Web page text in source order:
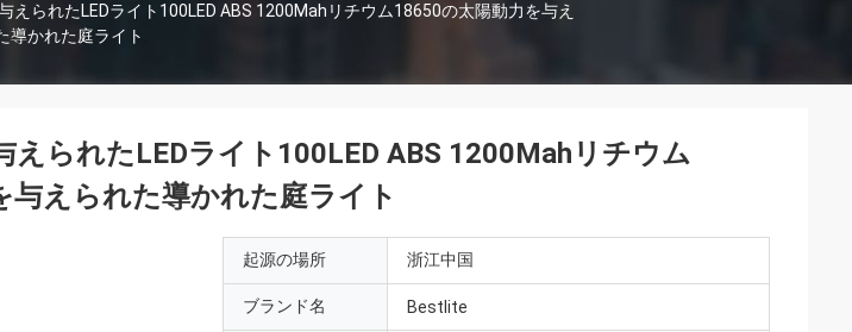
えられたLEDライト100LED ABS 1200Mahリチウム18650の太陽動力を与え
導かれた庭ライト
えられたLEDライト100LED ABS 1200Mahリチウム
与えられた導かれた庭ライト
起源の場所 浙江中国
ブランド名 Bestlite